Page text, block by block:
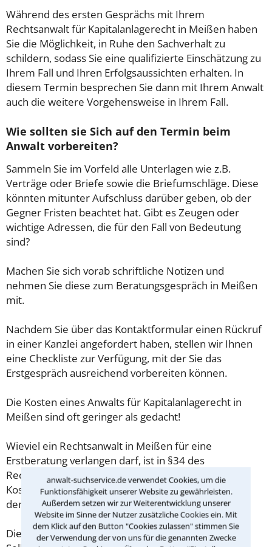
anwalt-suchservice.de verwendet Cookies, um die
Funktionsfähigkeit unserer Website zu gewährleisten.
Außerdem setzen wir zur Weiterentwicklung unserer
Website im Sinne der Nutzer zusätzliche Cookies ein. Mit
dem Klick auf den Button "Cookies zulassen" stimmen Sie
der Verwendung der von uns für die genannten Zwecke
Während des ersten Gesprächs mit Ihrem
Rechtsanwalt für Kapitalanlagerecht in Meißen haben
Sie die Möglichkeit, in Ruhe den Sachverhalt zu
schildern, sodass Sie eine qualifizierte Einschätzung zu
Ihrem Fall und Ihren Erfolgsaussichten erhalten. In
diesem Termin besprechen Sie dann mit Ihrem Anwalt
auch die weitere Vorgehensweise in Ihrem Fall.
Wie sollten sie Sich auf den Termin beim
Anwalt vorbereiten?
Sammeln Sie im Vorfeld alle Unterlagen wie z.B.
Verträge oder Briefe sowie die Briefumschläge. Diese
könnten mitunter Aufschluss darüber geben, ob der
Gegner Fristen beachtet hat. Gibt es Zeugen oder
wichtige Adressen, die für den Fall von Bedeutung
sind?
Machen Sie sich vorab schriftliche Notizen und
nehmen Sie diese zum Beratungsgespräch in Meißen
mit.
Nachdem Sie über das Kontaktformular einen Rückruf
in einer Kanzlei angefordert haben, stellen wir Ihnen
eine Checkliste zur Verfügung, mit der Sie das
Erstgespräch ausreichend vorbereiten können.
Die Kosten eines Anwalts für Kapitalanlagerecht in
Meißen sind oft geringer als gedacht!
Wieviel ein Rechtsanwalt in Meißen für eine
Erstberatung verlangen darf, ist in §34 des
Rechtsanwaltsvergütungsgesetz (RVG) geregelt. Die
Kosten für das erste Beratungsgespräch betragen
demnach maximal 190,00 € zzgl. MwSt.
Diese Regelung gilt jedoch nur für Verbraucher. Für